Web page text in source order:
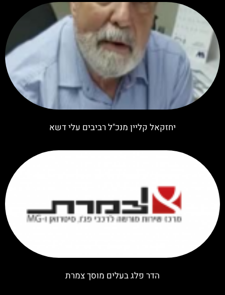
יחזקאל קליין מנכ"ל רביבים עלי דשא
הדר פלג בעלים מוסך צמרת